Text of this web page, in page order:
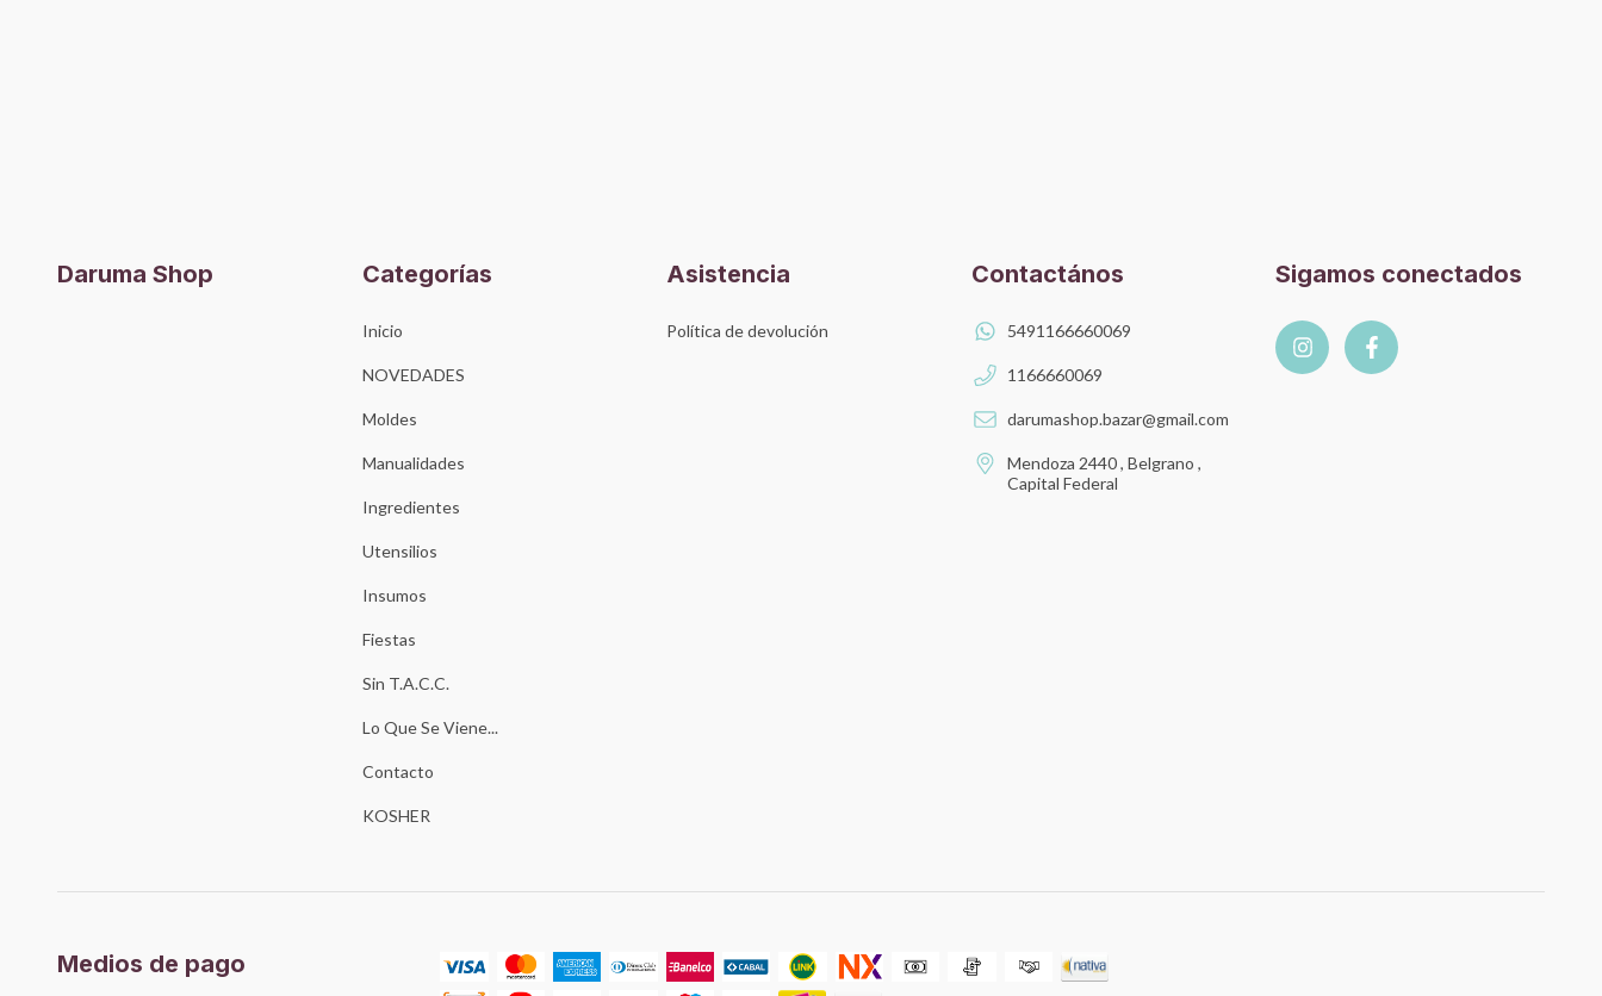
Daruma Shop Categorías
Inicio
NOVEDADES
Moldes
Manualidades
Ingredientes
Utensilios
Insumos
Fiestas
Sin T.A.C.C.
Lo Que Se Viene...
Contacto
KOSHER
Asistencia
Política de devolución
Contactános
5491166660069
1166660069
darumashop.bazar@gmail.com
Mendoza 2440 , Belgrano ,
Capital Federal
Sigamos conectados
Medios de pago